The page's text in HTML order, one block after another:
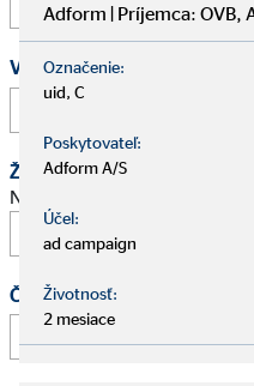
Vaše telefónne číslo
Žiadosť o schôdzku
Navrhnite stretnutie na
Čas
Adform | Príjemca: OVB,
Označenie:
uid, C
Poskytovateľ:
Adform A/S
Účel:
ad campaign
Životnosť:
2 mesiace